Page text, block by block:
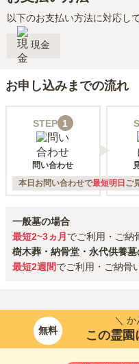
以下のお支払い方法に対応し
現金
お申し込みまでの流れ
STEP 1
問い合わせ
本日お問い合わせで最短明日 ご
一般墓の場合
最短2~3ヵ月 でご利用・ご納
樹木葬・納骨堂・永代供養
最短2週間でご利用・ご納骨
無料
＼ か
この霊